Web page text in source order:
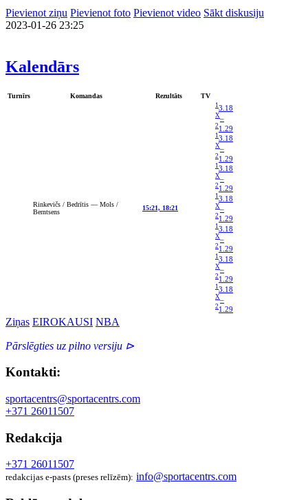
Pievienot ziņu Pievienot foto Pievienot video Sākt diskusiju
2023-01-26 23:25
Kalendārs
Turnīrs Komandas Rezultāts TV
Rinkevičs / Bedrītis — Mols /
Berntsens
15:21, 18:21
13.18
X–
2 1.29
13.18
X–
2 1.29
13.18
X–
2 1.29
13.18
X–
2 1.29
13.18
X–
2 1.29
13.18
X–
2 1.29
13.18
X–
2 1.29
Ziņas EIROKAUSI NBA
Pārslēgties uz pilno versiju ⊳
Kontakti:
sportacentrs@sportacentrs.com
+371 26011507
Redakcija
+371 26011507
redakcijas e-pasts (preses relīzēm): info@sportacentrs.com